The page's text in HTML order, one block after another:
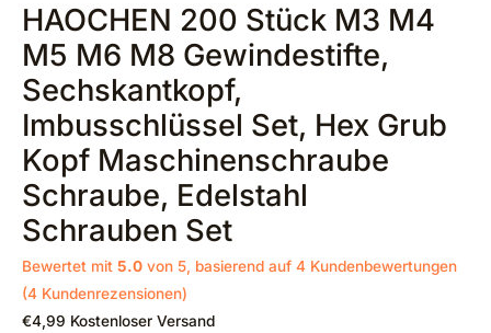
HAOCHEN 200 Stück M3 M4
M5 M6 M8 Gewindestifte,
Sechskantkopf,
Imbusschlüssel Set, Hex Grub
Kopf Maschinenschraube
Schraube, Edelstahl
Schrauben Set
Bewertet mit 5.0 von 5, basierend auf 4 Kundenbewertungen
(4 Kundenrezensionen)
€4,99 Kostenloser Versand